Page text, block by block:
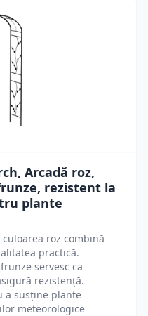
Arcadă roz,
rezistent la
plante
roz combină
practică.
servesc ca
rezistență.
a susține plante
meteorologice